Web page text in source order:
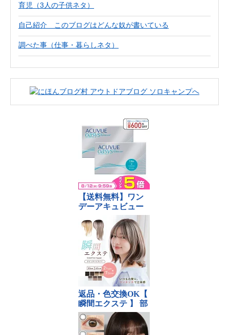
育児（3人の子供ネタ）
自己紹介 このブログはどんな奴が書いている
調べた事（仕事・暮らしネタ）